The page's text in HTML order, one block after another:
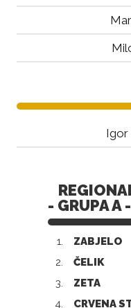
Igor
- GRUPA
1. ZABJELO
2.
ČELIK
3.
ZETA
4.
CRVENA